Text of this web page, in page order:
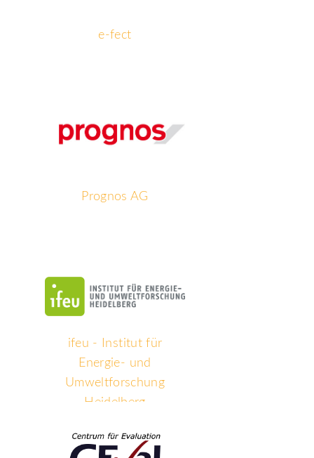
e-fect
Prognos AG
ifeu - Institut für
Energie- und
Umweltforschung
Heidelberg